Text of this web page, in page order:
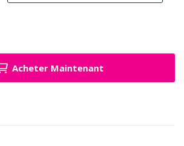
Acheter Maintenant